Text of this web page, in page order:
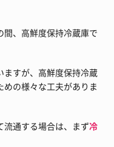
、高鮮度保持冷蔵庫で
ますが、高鮮度保持冷蔵
めの様々な工夫がありま
流通する場合は、まず冷